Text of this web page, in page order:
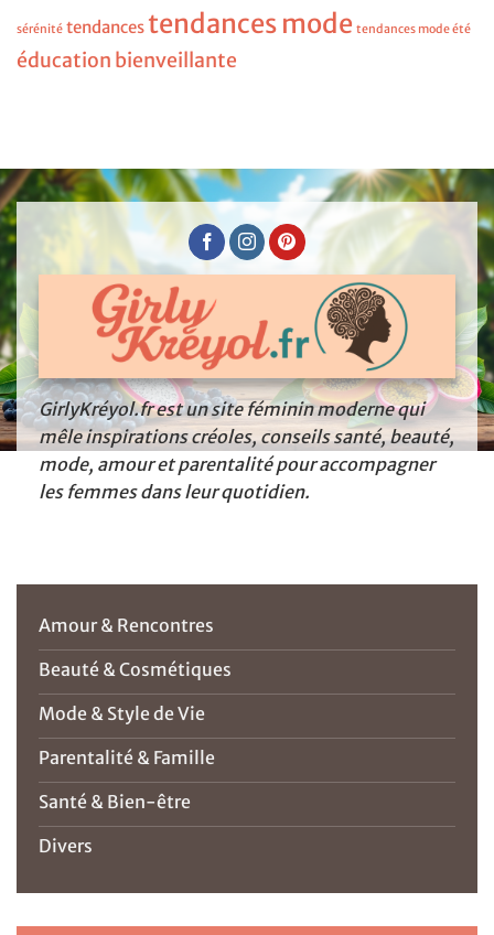
sérénité tendances tendances mode tendances mode été
éducation bienveillante
GirlyKréyol.fr est un site féminin moderne qui
mêle inspirations créoles, conseils santé, beauté,
mode, amour et parentalité pour accompagner
les femmes dans leur quotidien.
Amour & Rencontres
Beauté & Cosmétiques
Mode & Style de Vie
Parentalité & Famille
Santé & Bien-être
Divers